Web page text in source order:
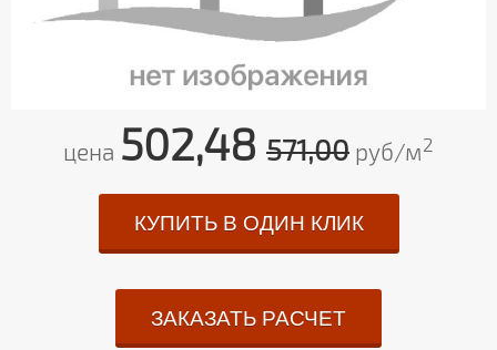
цена 502,48 571,00 руб/м2
КУПИТЬ В ОДИН КЛИК
ЗАКАЗАТЬ РАСЧЕТ